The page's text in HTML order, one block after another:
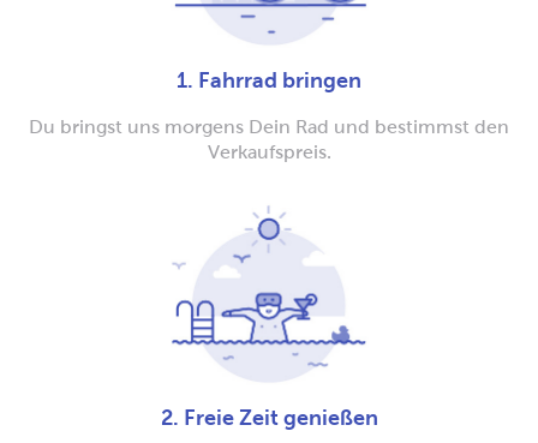
1. Fahrrad bringen
Du bringst uns morgens Dein Rad und bestimmst den
Verkaufspreis.
2. Freie Zeit genießen